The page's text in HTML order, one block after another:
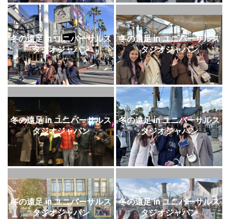
冬の遠足 in ユニバーサルス
タジオジャパン
冬の遠足 in ユニバーサルス
タジオジャパン
冬の遠足 in ユニバーサルス
タジオジャパン
冬の遠足 in ユニバーサルス
タジオジャパン
冬の遠足 in ユニバーサルス
タジオジャパン
冬の遠足 in ユニバーサルス
タジオジャパン